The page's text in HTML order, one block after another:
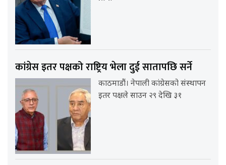
कांग्रेस इतर पक्षको राष्ट्रिय भेला दुई सातापछि सर्ने
काठमाडौं। नेपाली कांग्रेसको संस्थापन
इतर पक्षले साउन २९ देखि ३१